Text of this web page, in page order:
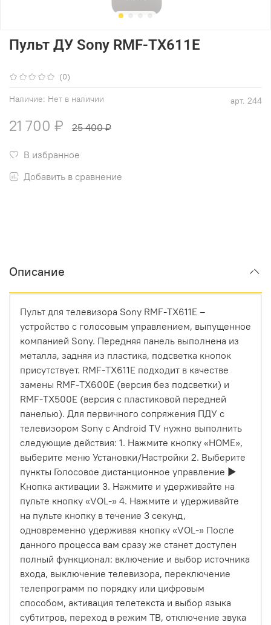
(0)
арт. 244
Наличие: Нет в наличии
Пульт ДУ Sony RMF-TX611E
21 700 ₽ 25 400 ₽
В избранное
Добавить в сравнение
Описание
Пульт для телевизора Sony RMF-TX611E –
устройство с голосовым управлением, выпущенное
компанией Sony. Передняя панель выполнена из
металла, задняя из пластика, подсветка кнопок
присутствует. RMF-TX611E подходит в качестве
замены RMF-TX600E (версия без подсветки) и
RMF-TX500E (версия с пластиковой передней
панелью). Для первичного сопряжения ПДУ с
телевизором Sony с Android TV нужно выполнить
следующие действия: 1. Нажмите кнопку «HOME»,
выберите меню Установки/Настройки 2. Выберите
пункты Голосовое дистанционное управление ►
Кнопка активации 3. Нажмите и удерживайте на
пульте кнопку «VOL-» 4. Нажмите и удерживайте
на пульте кнопку в течение 3 секунд,
одновременно удерживая кнопку «VOL-» После
данного процесса вам сразу же станет доступен
полный функционал: включение и выбор источника
входа, выключение телевизора, переключение
телепрограмм по порядку или цифровым
способом, активация телетекста и выбор языка
субтитров, переход в режим ТВ, отключение звука